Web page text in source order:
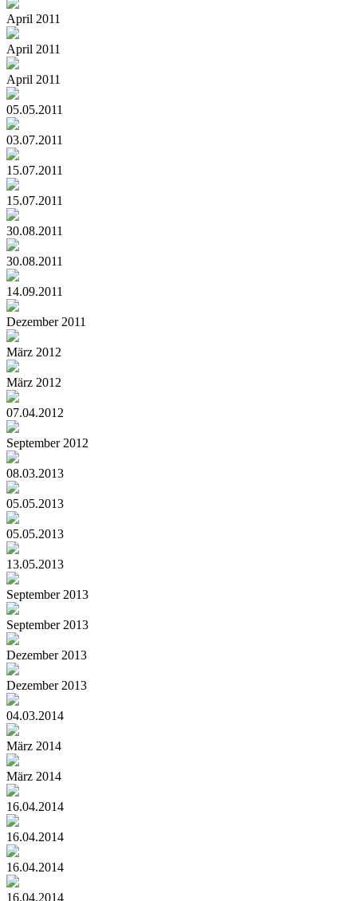
April 2011
April 2011
April 2011
05.05.2011
03.07.2011
15.07.2011
15.07.2011
30.08.2011
30.08.2011
14.09.2011
Dezember 2011
März 2012
März 2012
07.04.2012
September 2012
08.03.2013
05.05.2013
05.05.2013
13.05.2013
September 2013
September 2013
Dezember 2013
Dezember 2013
04.03.2014
März 2014
März 2014
16.04.2014
16.04.2014
16.04.2014
16.04.2014